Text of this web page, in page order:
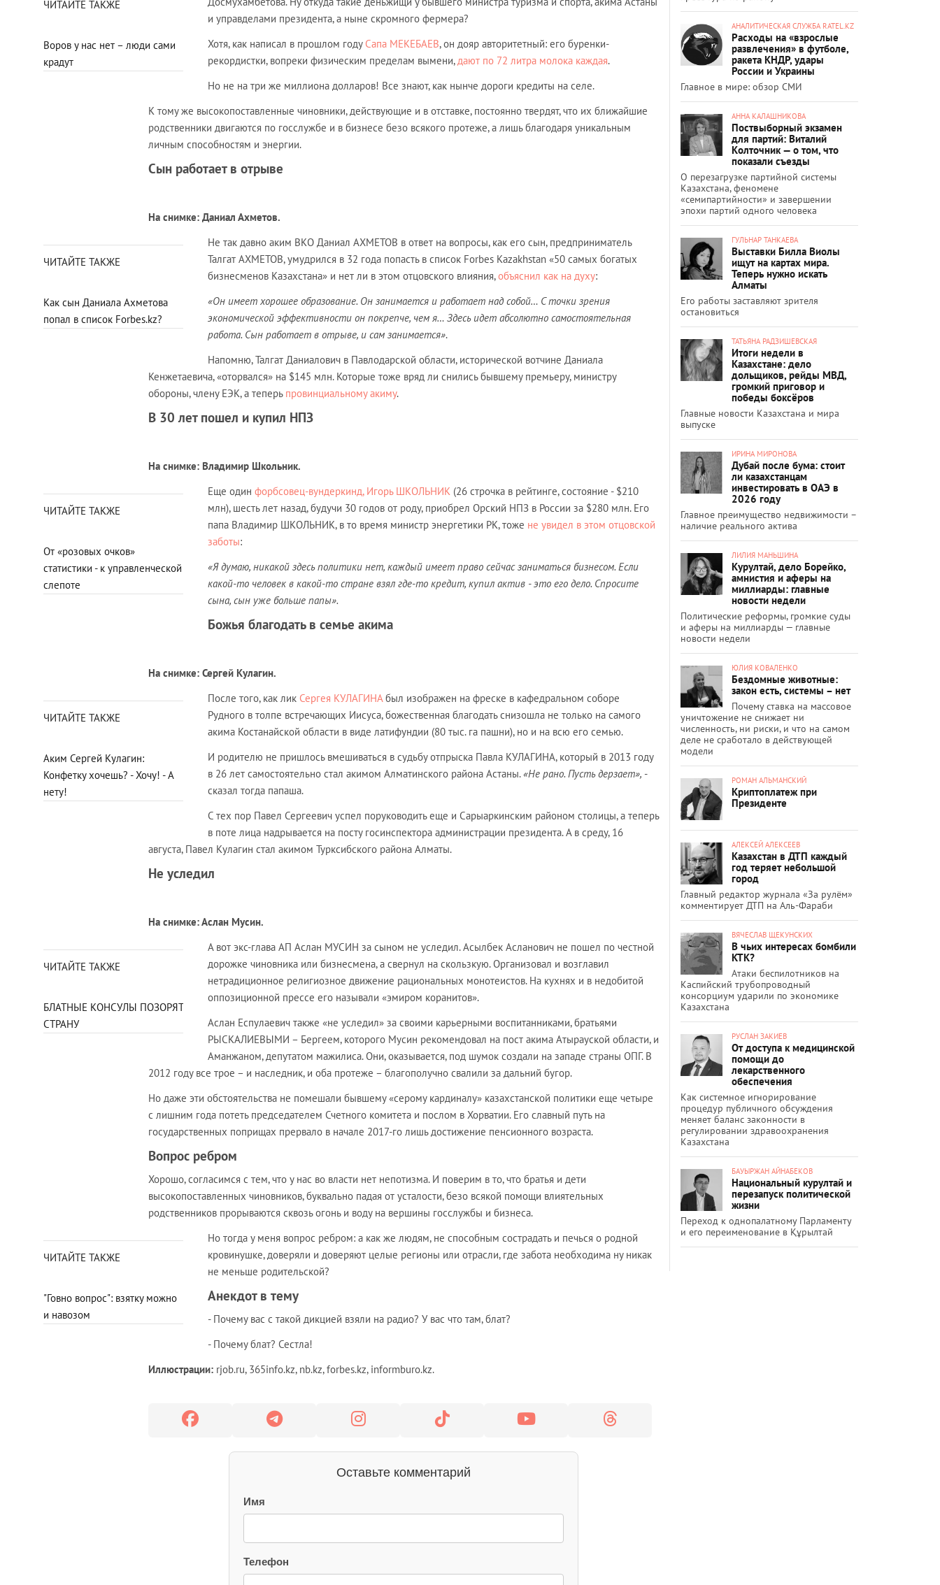
ЧИТАЙТЕ ТАКЖЕ
Воров у нас нет – люди сами
крадут
и управделами президента, а ныне скромного фермера?
Хотя, как написал в прошлом году Сапа МЕКЕБАЕВ, он дояр авторитетный: его буренки-
рекордистки, вопреки физическим пределам вымени,дают по 72 литра молока каждая.
Но не на три же миллиона долларов! Все знают, как нынче дороги кредиты на селе.
К тому же высокопоставленные чиновники, действующие и в отставке, постоянно твердят, что их ближайшие
родственники двигаются по госслужбе и в бизнесе безо всякого протеже, а лишь благодаря уникальным
личным способностям и энергии.
Сын работает в отрыве
На снимке: Даниал Ахметов.
ЧИТАЙТЕ ТАКЖЕ
Как сын Даниала Ахметова
попал в список Forbes.kz?
Не так давно аким ВКО Даниал АХМЕТОВ в ответ на вопросы, как его сын, предприниматель
Талгат АХМЕТОВ, умудрился в 32 года попасть в список Forbes Kazakhstan «50 самых богатых
бизнесменов Казахстана» и нет ли в этом отцовского влияния,объяснил как на духу:
«Он имеет хорошее образование. Он занимается и работает над собой… С точки зрения
экономической эффективности он покрепче, чем я… Здесь идет абсолютно самостоятельная
работа. Сын работает в отрыве, и сам занимается».
Напомню, Талгат Даниалович в Павлодарской области, исторической вотчине Даниала
Кенжетаевича, «оторвался» на $145 млн. Которые тоже вряд ли снились бывшему премьеру, министру
обороны, члену ЕЭК, а теперь провинциальному акиму.
В 30 лет пошел и купил НПЗ
На снимке: Владимир Школьник.
ЧИТАЙТЕ ТАКЖЕ
От «розовых очков»
статистики - к управленческой
слепоте
Еще один форбсовец-вундеркинд, Игорь ШКОЛЬНИК (26 строчка в рейтинге, состояние - $210
млн), шесть лет назад, будучи 30 годов от роду, приобрел Орский НПЗ в России за $280 млн. Его
папа Владимир ШКОЛЬНИК, в то время министр энергетики РК, тоже не увидел в этом отцовской
заботы:
«Я думаю, никакой здесь политики нет, каждый имеет право сейчас заниматься бизнесом. Если
какой-то человек в какой-то стране взял где-то кредит, купил актив - это его дело. Спросите
сына, сын уже больше папы».
Божья благодать в семье акима
На снимке: Сергей Кулагин.
ЧИТАЙТЕ ТАКЖЕ
Аким Сергей Кулагин:
Конфетку хочешь? - Хочу! - А
нету!
После того, как лик Сергея КУЛАГИНАбыл изображен на фреске в кафедральном соборе
Рудного в толпе встречающих Иисуса, божественная благодать снизошла не только на самого
акима Костанайской области в виде латифундии (80 тыс. га пашни), но и на всю его семью.
И родителю не пришлось вмешиваться в судьбу отпрыска Павла КУЛАГИНА, который в 2013 году
в 26 лет самостоятельно стал акимом Алматинского района Астаны.«Не рано. Пусть дерзает», -
сказал тогда папаша.
С тех пор Павел Сергеевич успел поруководить еще и Сарыаркинским районом столицы, а теперь
в поте лица надрывается на посту госинспектора администрации президента. А в среду, 16
августа, Павел Кулагин стал акимом Турксибского района Алматы.
Не уследил
На снимке: Аслан Мусин.
ЧИТАЙТЕ ТАКЖЕ
БЛАТНЫЕ КОНСУЛЫ ПОЗОРЯТ
СТРАНУ
А вот экс-глава АП Аслан МУСИН за сыном не уследил. Асылбек Асланович не пошел по честной
дорожке чиновника или бизнесмена, а свернул на скользкую. Организовал и возглавил
нетрадиционное религиозное движение рациональных монотеистов. На кухнях и в недобитой
оппозиционной прессе его называли «эмиром коранитов».
Аслан Еспулаевич также «не уследил» за своими карьерными воспитанниками, братьями
РЫСКАЛИЕВЫМИ – Бергеем, которого Мусин рекомендовал на пост акима Атырауской области, и
Аманжаном, депутатом мажилиса. Они, оказывается, под шумок создали на западе страны ОПГ. В
2012 году все трое – и наследник, и оба протеже – благополучно свалили за дальний бугор.
Но даже эти обстоятельства не помешали бывшему «серому кардиналу» казахстанской политики еще четыре
с лишним года потеть председателем Счетного комитета и послом в Хорватии. Его славный путь на
государственных поприщах прервало в начале 2017-го лишь достижение пенсионного возраста.
Вопрос ребром
Хорошо, согласимся с тем, что у нас во власти нет непотизма. И поверим в то, что братья и дети
высокопоставленных чиновников, буквально падая от усталости, безо всякой помощи влиятельных
родственников прорываются сквозь огонь и воду на вершины госслужбы и бизнеса.
ЧИТАЙТЕ ТАКЖЕ
"Говно вопрос": взятку можно
и навозом
Но тогда у меня вопрос ребром: а как же людям, не способным сострадать и печься о родной
кровинушке, доверяли и доверяют целые регионы или отрасли, где забота необходима ну никак
не меньше родительской?
Анекдот в тему
- Почему вас с такой дикцией взяли на радио? У вас что там, блат?
- Почему блат? Сестла!
Иллюстрации: rjob.ru, 365info.kz, nb.kz, forbes.kz, informburo.kz.
Оставьте комментарий
Имя
Телефон
АНАЛИТИЧЕСКАЯ СЛУЖБА RATEL.KZ
Расходы на «взрослые
развлечения» в футболе,
ракета КНДР, удары
России и Украины
Главное в мире: обзор СМИ
АННА КАЛАШНИКОВА
Поствыборный экзамен
для партий: Виталий
Колточник — о том, что
показали съезды
О перезагрузке партийной системы
Казахстана, феномене
«семипартийности» и завершении
эпохи партий одного человека
ГУЛЬНАР ТАНКАЕВА
Выставки Билла Виолы
ищут на картах мира.
Теперь нужно искать
Алматы
Его работы заставляют зрителя
остановиться
ТАТЬЯНА РАДЗИШЕВСКАЯ
Итоги недели в
Казахстане: дело
дольщиков, рейды МВД,
громкий приговор и
победы боксёров
Главные новости Казахстана и мира
выпуске
ИРИНА МИРОНОВА
Дубай после бума: стоит
ли казахстанцам
инвестировать в ОАЭ в
2026 году
Главное преимущество недвижимости –
наличие реального актива
ЛИЛИЯ МАНЬШИНА
Курултай, дело Борейко,
амнистия и аферы на
миллиарды: главные
новости недели
Политические реформы, громкие суды
и аферы на миллиарды — главные
новости недели
ЮЛИЯ КОВАЛЕНКО
Бездомные животные:
закон есть, системы – нет
Почему ставка на массовое
уничтожение не снижает ни
численность, ни риски, и что на самом
деле не сработало в действующей
модели
РОМАН АЛЬМАНСКИЙ
Криптоплатеж при
Президенте
АЛЕКСЕЙ АЛЕКСЕЕВ
Казахстан в ДТП каждый
год теряет небольшой
город
Главный редактор журнала «За рулём»
комментирует ДТП на Аль-Фараби
ВЯЧЕСЛАВ ЩЕКУНСКИХ
В чьих интересах бомбили
КТК?
Атаки беспилотников на
Каспийский трубопроводный
консорциум ударили по экономике
Казахстана
РУСЛАН ЗАКИЕВ
От доступа к медицинской
помощи до
лекарственного
обеспечения
Как системное игнорирование
процедур публичного обсуждения
меняет баланс законности в
регулировании здравоохранения
Казахстана
БАУЫРЖАН АЙНАБЕКОВ
Национальный курултай и
перезапуск политической
жизни
Переход к однопалатному Парламенту
и его переименование в Құрылтай